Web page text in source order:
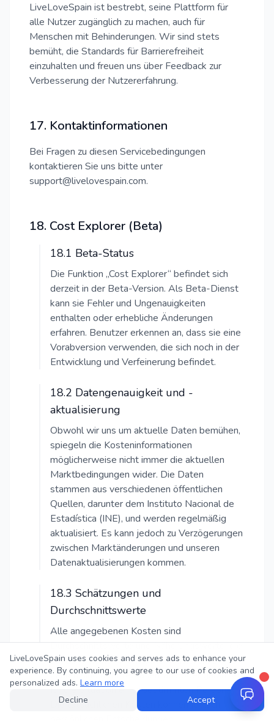
LiveLoveSpain ist bestrebt, seine Plattform für
alle Nutzer zugänglich zu machen, auch für
Menschen mit Behinderungen. Wir sind stets
bemüht, die Standards für Barrierefreiheit
einzuhalten und freuen uns über Feedback zur
Verbesserung der Nutzererfahrung.
17. Kontaktinformationen
Bei Fragen zu diesen Servicebedingungen
kontaktieren Sie uns bitte unter
support@livelovespain.com.
18. Cost Explorer (Beta)
18.1 Beta-Status
Die Funktion „Cost Explorer“ befindet sich
derzeit in der Beta-Version. Als Beta-Dienst
kann sie Fehler und Ungenauigkeiten
enthalten oder erhebliche Änderungen
erfahren. Benutzer erkennen an, dass sie eine
Vorabversion verwenden, die sich noch in der
Entwicklung und Verfeinerung befindet.
18.2 Datengenauigkeit und -
aktualisierung
Obwohl wir uns um aktuelle Daten bemühen,
spiegeln die Kosteninformationen
möglicherweise nicht immer die aktuellen
Marktbedingungen wider. Die Daten
stammen aus verschiedenen öffentlichen
Quellen, darunter dem Instituto Nacional de
Estadística (INE), und werden regelmäßig
aktualisiert. Es kann jedoch zu Verzögerungen
zwischen Marktänderungen und unseren
Datenaktualisierungen kommen.
18.3 Schätzungen und
Durchschnittswerte
Alle angegebenen Kosten sind
Durchschnittswerte und Näherungswerte, die
auf allgemeinen Marktdaten basieren. Diese
Zahlen sind nicht repräsentativ oder garantiert
für die Situation einer bestimmten Person.
Die tatsächlichen Kosten können je nach
LiveLoveSpain uses cookies and serves ads to enhance your
experience. By continuing, you agree to our use of cookies and
personalized ads. Learn more
Decline
Accept